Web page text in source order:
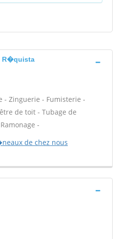
R�quista
- Zinguerie - Fumisterie -
de toit - Tubage de
-
de chez nous